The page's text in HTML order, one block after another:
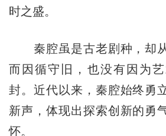
时之盛。
秦腔虽是古老剧种，却
而因循守旧，也没有因为
封。近代以来，秦腔始终勇
新声，体现出探索创新的勇
怀。